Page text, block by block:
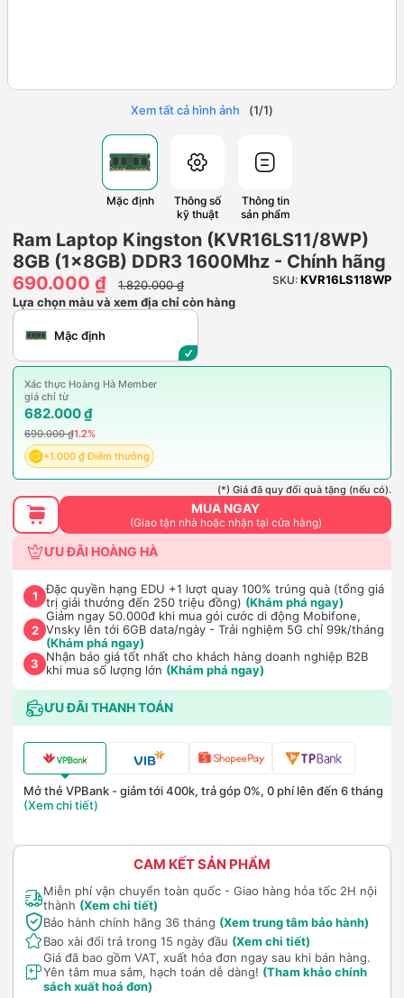
Xem tất cả hình ảnh (1/1)
Mặc định
Thông số
kỹ thuật
Thông tin
sản phẩm
Ram Laptop Kingston (KVR16LS11/8WP)
8GB (1x8GB) DDR3 1600Mhz - Chính hãng
690.000 ₫
1.820.000 ₫ SKU: KVR16LS118WP
Lựa chọn màu và xem địa chỉ còn hàng
Mặc định
Xác thực Hoàng Hà Member
giá chỉ từ
682.000 ₫
690.000 ₫1.2%
+1.000 ₫ Điểm thưởng
(*) Giá đã quy đổi quà tặng (nếu có).
MUA NGAY
(Giao tận nhà hoặc nhận tại cửa hàng)
ƯU ĐÃI HOÀNG HÀ
1
Đặc quyền hạng EDU +1 lượt quay 100% trúng quà (tổng giá
trị giải thưởng đến 250 triệu đồng) (Khám phá ngay)
2
Giảm ngay 50.000đ khi mua gói cước di động Mobifone,
Vnsky lên tới 6GB data/ngày - Trải nghiệm 5G chỉ 99k/tháng
(Khám phá ngay)
3
Nhận báo giá tốt nhất cho khách hàng doanh nghiệp B2B
khi mua số lượng lớn (Khám phá ngay)
ƯU ĐÃI THANH TOÁN
Mở thẻ VPBank - giảm tới 400k, trả góp 0%, 0 phí lên đến 6 tháng
(Xem chi tiết)
CAM KẾT SẢN PHẨM
Miễn phí vận chuyển toàn quốc - Giao hàng hỏa tốc 2H nội
thành (Xem chi tiết)
Bảo hành chính hãng 36 tháng (Xem trung tâm bảo hành)
Bao xài đổi trả trong 15 ngày đầu (Xem chi tiết)
Giá đã bao gồm VAT, xuất hóa đơn ngay sau khi bán hàng.
Yên tâm mua sắm, hạch toán dễ dàng! (Tham khảo chính
sách xuất hoá đơn)